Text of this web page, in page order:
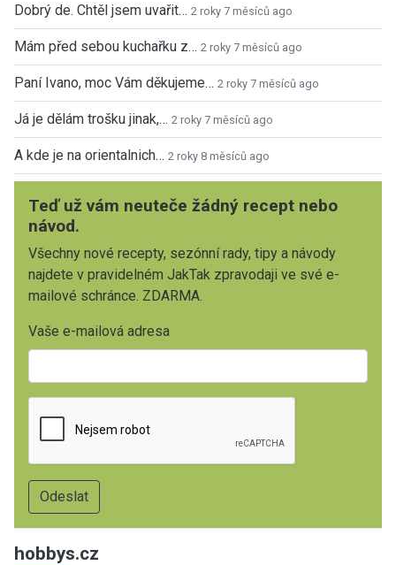
Dobrý de. Chtěl jsem uvařit… 2 roky 7 měsíců ago
Mám před sebou kuchařku z… 2 roky 7 měsíců ago
Paní Ivano, moc Vám děkujeme… 2 roky 7 měsíců ago
Já je dělám trošku jinak,… 2 roky 7 měsíců ago
A kde je na orientalnich… 2 roky 8 měsíců ago
Teď už vám neuteče žádný recept nebo
návod.
Všechny nové recepty, sezónní rady, tipy a návody
najdete v pravidelném JakTak zpravodaji ve své e-
mailové schránce. ZDARMA.
Vaše e-mailová adresa
hobbys.cz